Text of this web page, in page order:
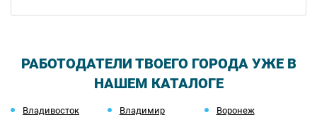
РАБОТОДАТЕЛИ ТВОЕГО ГОРОДА УЖЕ В
НАШЕМ КАТАЛОГЕ
Владивосток Владимир Воронеж